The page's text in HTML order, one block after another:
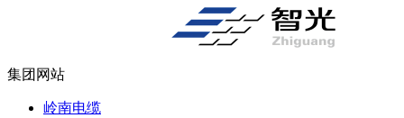
集团网站
岭南电缆